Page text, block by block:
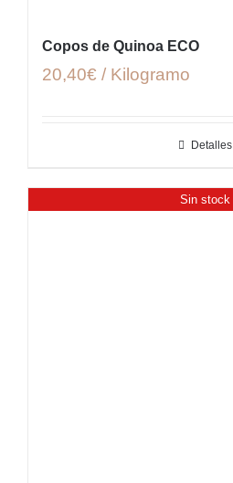
Copos de Quinoa ECO
20,40€ / Kilogramo
Detalles
Sin stock